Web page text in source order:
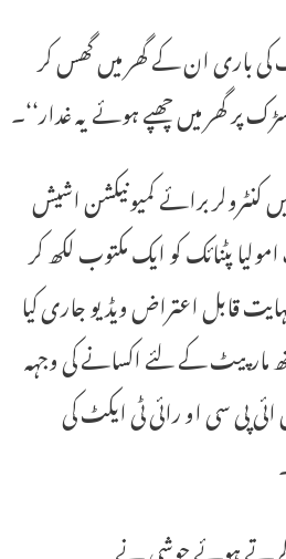
کی باری ان کے گھر میں گھس کر
سڑک پر گھر میں چھپے ہوئے یہ غدار‘‘۔
کنٹرولر برائے کمیونیکشن اشیش
پٹنائک کو ایک مکتوب لکھ کر
قابل اعتراض ویڈیو جاری کیا
کے لئے اکسانے کی وجہہ
پی سی او رائی ٹی ایکٹ کی